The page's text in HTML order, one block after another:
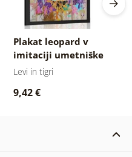
Plakat leopard v
imitaciji umetniške
slike
Levi in tigri
9,42 €